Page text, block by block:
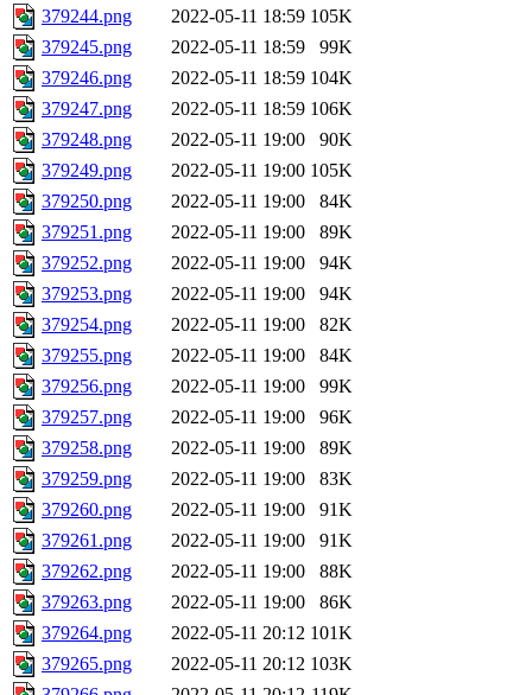
379244.png
2022-05-11 18:59 105K
379245.png
2022-05-11 18:59
99K
379246.png
2022-05-11 18:59 104K
379247.png
2022-05-11 18:59 106K
379248.png
2022-05-11 19:00
90K
379249.png
2022-05-11 19:00 105K
379250.png
2022-05-11 19:00
84K
379251.png
2022-05-11 19:00
89K
379252.png
2022-05-11 19:00
94K
379253.png
2022-05-11 19:00
94K
379254.png
2022-05-11 19:00
82K
379255.png
2022-05-11 19:00
84K
379256.png
2022-05-11 19:00
99K
379257.png
2022-05-11 19:00
96K
379258.png
2022-05-11 19:00
89K
379259.png
2022-05-11 19:00
83K
379260.png
2022-05-11 19:00
91K
379261.png
2022-05-11 19:00
91K
379262.png
2022-05-11 19:00
88K
379263.png
2022-05-11 19:00
86K
379264.png
2022-05-11 20:12 101K
379265.png
2022-05-11 20:12 103K